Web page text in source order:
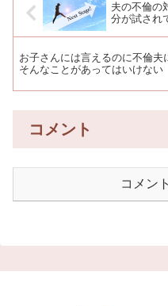
夫の不倫の
分が試され
お子さんには言えるのに不倫夫
そんなことがあってはいけない
コメント
コメン